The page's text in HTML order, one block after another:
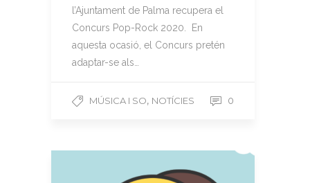
l’Ajuntament de Palma recupera el
Concurs Pop-Rock 2020. En
aquesta ocasió, el Concurs pretén
adaptar-se als…
MÚSICA I SO, NOTÍCIES 0